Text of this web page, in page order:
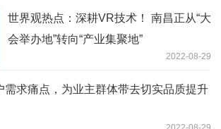
世界观热点：深耕VR技术！ 南昌正从“大
会举办地”转向“产业集聚地”
2022-08-29
需求痛点，为业主群体带去切实品质提升